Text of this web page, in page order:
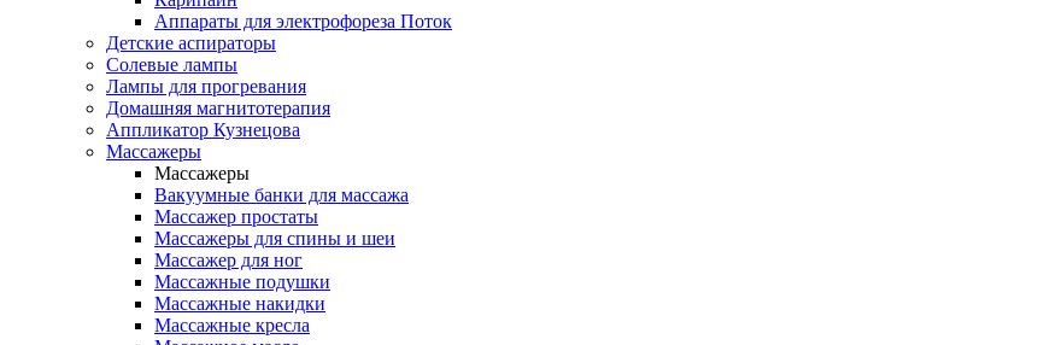
Аппараты для электрофореза Поток
Детские аспираторы
Солевые лампы
Лампы для прогревания
Домашняя магнитотерапия
Аппликатор Кузнецова
Массажеры
Массажеры
Вакуумные банки для массажа
Массажер простаты
Массажеры для спины и шеи
Массажер для ног
Массажные подушки
Массажные накидки
Массажные кресла